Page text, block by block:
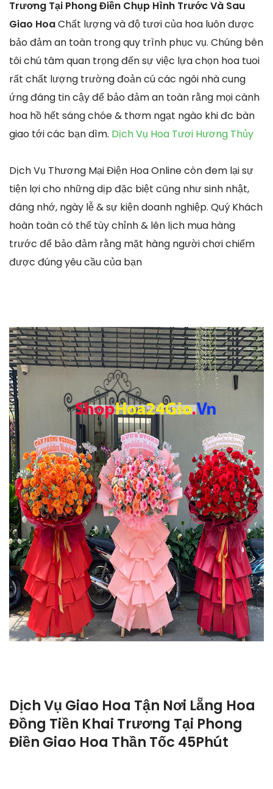
Trương Tại Phong Điền Chụp Hình Trước Và Sau
Giao HoaChất lượng và độ tươi của hoa luôn được
bảo đảm an toàn trong quy trình phục vụ. Chúng bên
tôi chú tâm quan trọng đến sự việc lựa chọn hoa tuoi
rất chất lượng trường đoản cú các ngôi nhà cung
ứng đáng tin cậy để bảo đảm an toàn rằng mọi cành
hoa hồ hết sáng chóe & thơm ngạt ngào khi đc bàn
giao tới các bạn dìm. Dịch Vụ Hoa Tươi Hương Thủy
Dịch Vụ Thương Mại Điện Hoa Online còn đem lại sự
tiện lợi cho những dịp đặc biệt cũng như sinh nhật,
đáng nhớ, ngày lễ & sự kiện doanh nghiệp. Quý Khách
hoàn toàn có thể tùy chỉnh & lên lịch mua hàng
trước để bảo đảm rằng mặt hàng người chơi chiếm
được đúng yêu cầu của bạn
Dịch Vụ Giao Hoa Tận Nơi Lẵng Hoa
Đồng Tiền Khai Trương Tại Phong
Điền Giao Hoa Thần Tốc 45Phút